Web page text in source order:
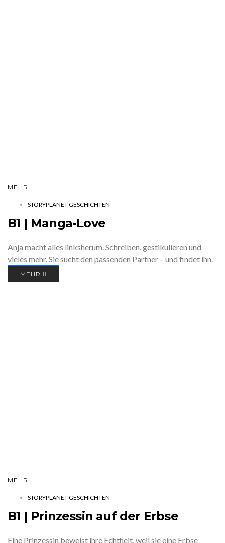
MEHR
STORYPLANET GESCHICHTEN
B1 | Manga-Love
Anja macht alles linksherum. Schreiben, gestikulieren und
vieles mehr. Sie sucht den passenden Partner – und findet ihn.
MEHR
MEHR
STORYPLANET GESCHICHTEN
B1 | Prinzessin auf der Erbse
Eine Prinzessin beweist ihre Echtheit, weil sie eine Erbse